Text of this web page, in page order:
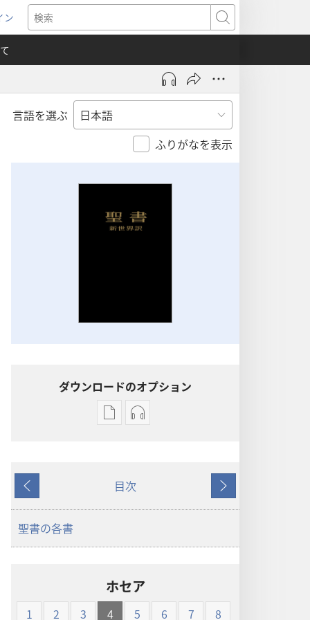
ン
検
索
言語を選ぶ
ふりがなを表示
ダウンロードのオプション
出
ダ
ウ
プ
ショ
オー
ウ
プ
ショ
戻
る
目次
次
へ
聖書の各書
ホセア
1 2 3 4 5 6 7
8